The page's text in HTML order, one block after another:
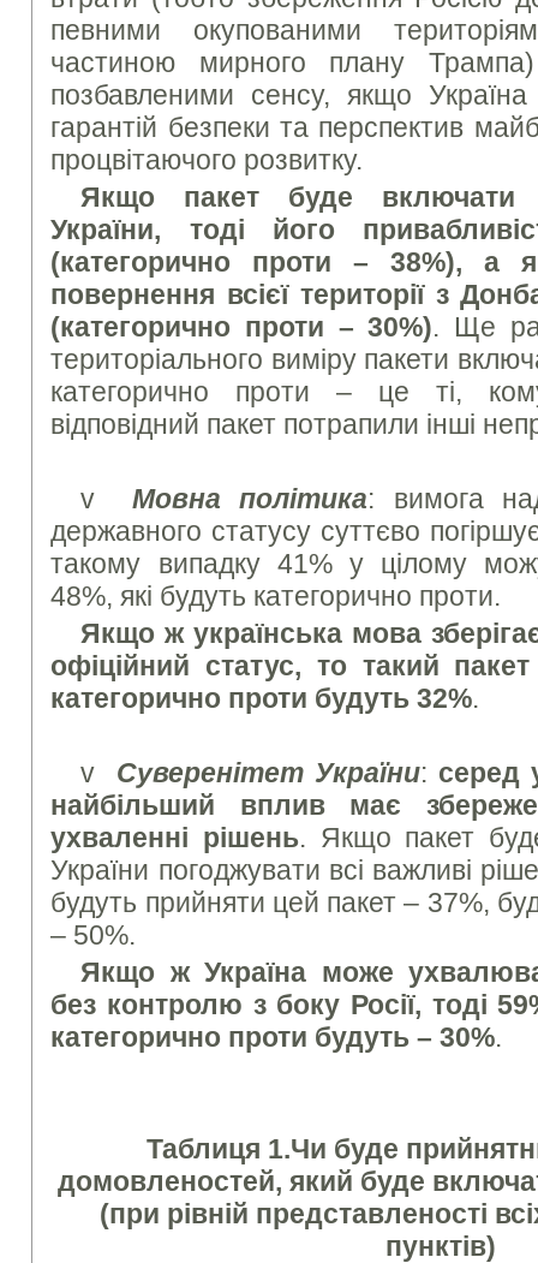
певними окупованими
частиною мирного плану
позбавленими сенсу, якщо
гарантій безпеки та перспектив
процвітаючого розвитку.
Якщо пакет буде включати
України, тоді його
(категорично проти – 38%), а
повернення всієї території з
(категорично проти – 30%). Ще
територіального виміру пакети
категорично проти – це ті,
відповідний пакет потрапили інші
vМовна політика: вимога
державного статусу суттєво
такому випадку 41% у цілому
48%, які будуть категорично проти.
Якщо ж українська мова
офіційний статус, то такий
категорично проти будуть 32%.
v Суверенітет України: серед
найбільший вплив має
ухваленні рішень. Якщо пакет
України погоджувати всі важливі
будуть прийняти цей пакет – 37%,
– 50%.
Якщо жУкраїна може
без контролю з боку Росії, тоді
категорично проти будуть – 30%.
Таблиця 1.Чи буде
домовленостей, який буде
(при рівній представленості
пунктів)